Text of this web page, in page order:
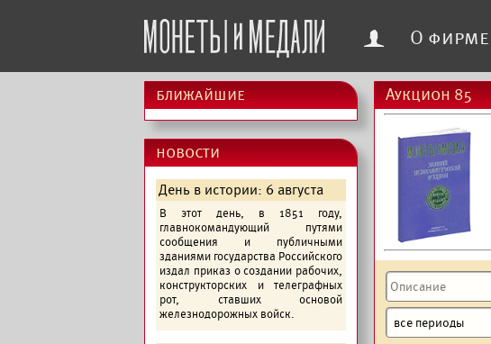
f О фирме
ближайшие
новости
День в истории: 6 августа
В этот день, в 1851 году,
главнокомандующий путями
сообщения и публичными
зданиями государства Российского
издал приказ о создании рабочих,
конструкторских и телеграфных
рот, ставших основой
железнодорожных войск.
Аукцион 85